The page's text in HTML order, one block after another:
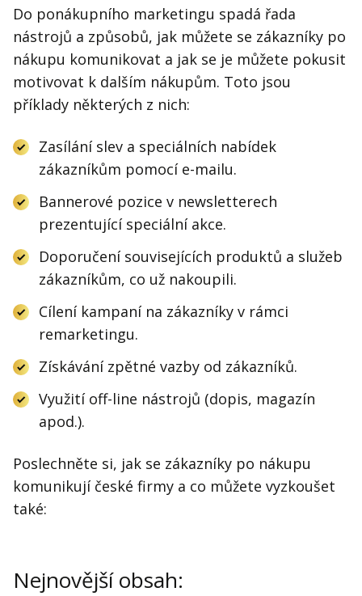
Do ponákupního marketingu spadá řada
nástrojů a způsobů, jak můžete se zákazníky po
nákupu komunikovat a jak se je můžete pokusit
motivovat k dalším nákupům. Toto jsou
příklady některých z nich:
Zasílání slev a speciálních nabídek
zákazníkům pomocí e-mailu.
Bannerové pozice v newsletterech
prezentující speciální akce.
Doporučení souvisejících produktů a služeb
zákazníkům, co už nakoupili.
Cílení kampaní na zákazníky v rámci
remarketingu.
Získávání zpětné vazby od zákazníků.
Využití off-line nástrojů (dopis, magazín
apod.).
Poslechněte si, jak se zákazníky po nákupu
komunikují české firmy a co můžete vyzkoušet
také:
Nejnovější obsah: